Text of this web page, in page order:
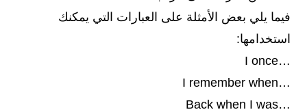
فيما يلي بعض الأمثلة على العبارات التي يمكنك
استخدامها:
…I once
…I remember when
…Back when I was